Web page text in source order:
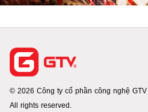
© 2026 Công ty cổ phần công nghệ
All rights reserved.